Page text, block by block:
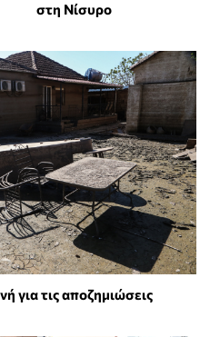
στη Νίσυρο
για τις αποζημιώσεις